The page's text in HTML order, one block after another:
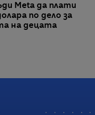
Meta да плати
по дело за
на децата